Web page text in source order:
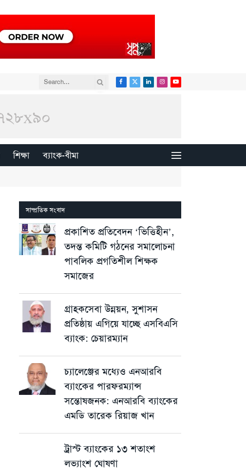
Facebook
X
LinkedInInstagram
YouTube
শিক্ষা ব্যাংক-বীমা
সাম্প্রতিক সংবাদ
প্রকাশিত প্রতিবেদন ‘ভিত্তিহীন’,
তদন্ত কমিটি গঠনের সমালোচনা
পাবলিক প্রগতিশীল শিক্ষক
সমাজের
গ্রাহকসেবা উন্নয়ন, সুশাসন
প্রতিষ্ঠায় এগিয়ে যাচ্ছে এসবিএসি
ব্যাংক: চেয়ারম্যান
চ্যালেঞ্জের মধ্যেও এনআরবি
ব্যাংকের পারফরম্যান্স
সন্তোষজনক: এনআরবি ব্যাংকের
এমডি তারেক রিয়াজ খান
ট্রাস্ট ব্যাংকের ১৩ শতাংশ
লভ্যাংশ ঘোষণা